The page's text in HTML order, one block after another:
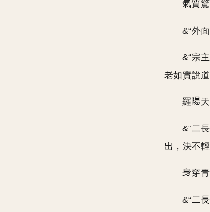
氣質
&“外
&“宗
老如實說道
羅
&“二
出，決不
穿
&“二